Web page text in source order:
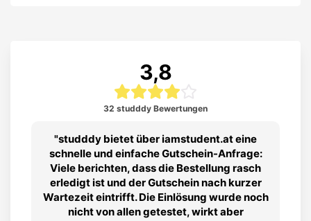
3,8
32 studddy Bewertungen
studddy bietet über iamstudent.at eine
schnelle und einfache Gutschein-Anfrage:
Viele berichten, dass die Bestellung rasch
erledigt ist und der Gutschein nach kurzer
Wartezeit eintrifft. Die Einlösung wurde noch
nicht von allen getestet, wirkt aber